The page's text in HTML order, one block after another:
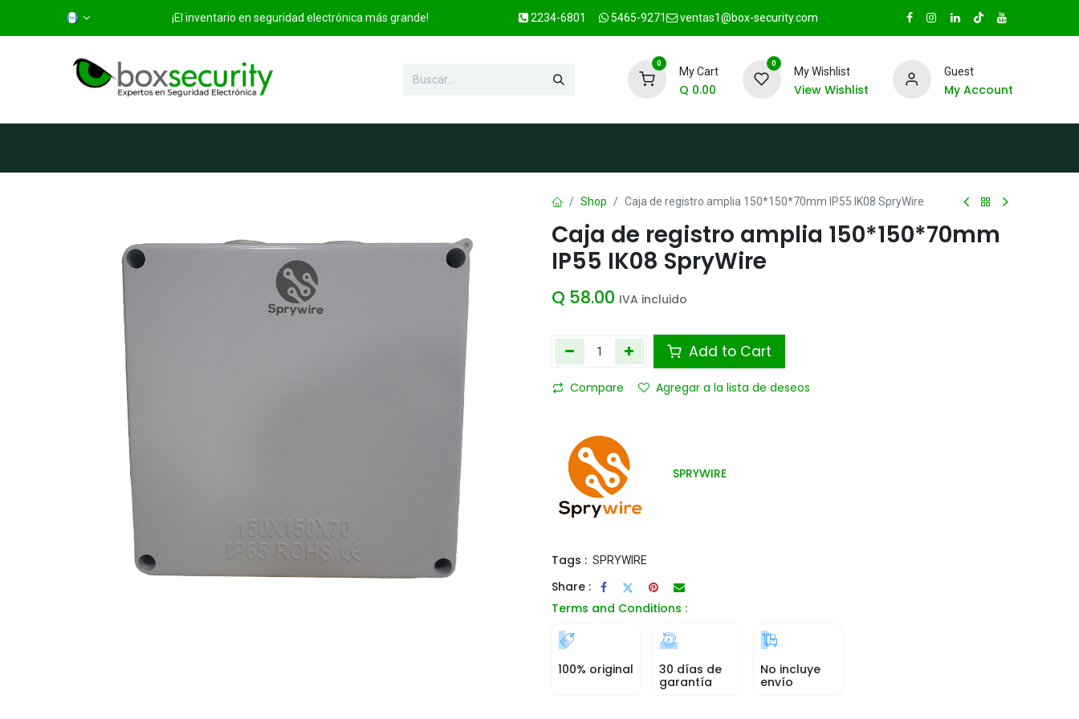
¡El inventario en seguridad electrónica más grande! 2234-6801 5465-9271 ventas1@box-security.com
0
My Cart
Q 0.00
0
My Wishlist
View Wishlist
Guest
My Account
Shop Caja de registro amplia 150*150*70mm IP55 IK08 SpryWire
Caja de registro amplia 150*150*70mm
IP55 IK08 SpryWire
Q 58.00 IVA incluido
Add to Cart
Compare Agregar a la lista de deseos
SPRYWIRE
Tags : SPRYWIRE
Share :
Terms and Conditions :
100% original
30 días de
garantía
No incluye
envío